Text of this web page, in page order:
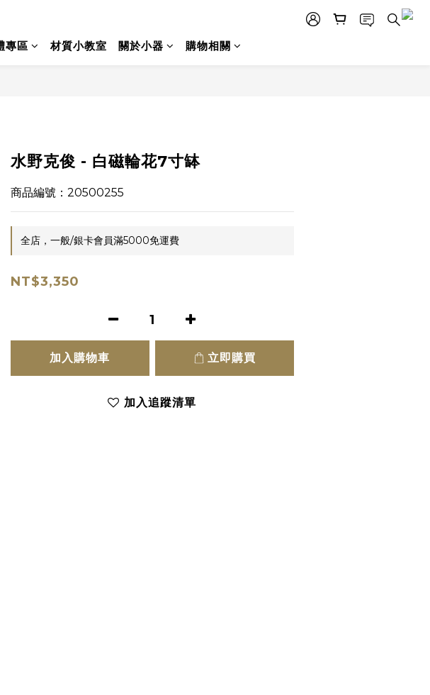
專區 材質小教室 關於小器 購物相關
水野克俊 - 白磁輪花7寸缽
商品編號：20500255
全店，一般/銀卡會員滿5000免運費
NT$3,350
加入購物車 立即購買
加入追蹤清單